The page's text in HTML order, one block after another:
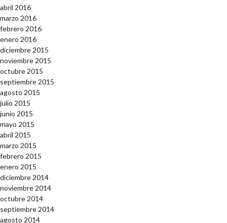
abril 2016
marzo 2016
febrero 2016
enero 2016
diciembre 2015
noviembre 2015
octubre 2015
septiembre 2015
agosto 2015
julio 2015
junio 2015
mayo 2015
abril 2015
marzo 2015
febrero 2015
enero 2015
diciembre 2014
noviembre 2014
octubre 2014
septiembre 2014
agosto 2014